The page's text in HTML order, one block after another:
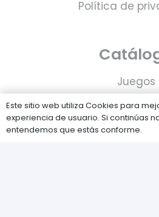
Política de
Juegos
Accesorios para
Este sitio web utiliza Cookies para
experiencia de usuario. Si continúas
entendemos que estás conforme.